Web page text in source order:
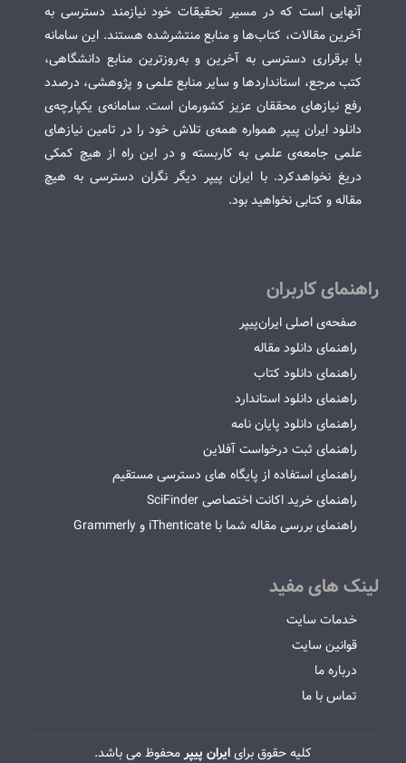
آنهایی است که در مسیر تحقیقات خود نیازمند دسترسی به
آخرین مقالات، کتاب‌ها و منابع منتشرشده هستند. این سامانه
با برقراری دسترسی به آخرین و به‌روزترین منابع دانشگاهی،
کتب مرجع، استانداردها و سایر منابع علمی و پژوهشی، درصدد
رفع نیازهای محققان عزیز کشورمان است. سامانه‌ی یکپارچه‌ی
دانلود ایران پیپر همواره همه‌ی تلاش خود را در تامین نیازهای
علمی جامعه‌ی علمی به کاربسته و در این راه از هیچ کمکی
دریغ نخواهدکرد. با ایران پیپر دیگر نگران دسترسی به هیچ
مقاله و کتابی نخواهید بود.
راهنمای کاربران
صفحه‌ی اصلی ایران‌پیپر
راهنمای دانلود مقاله
راهنمای دانلود کتاب
راهنمای دانلود استاندارد
راهنمای دانلود پایان نامه
راهنمای ثبت درخواست آفلاین
راهنمای استفاده از پایگاه های دسترسی مستقیم
راهنمای خرید اکانت اختصاصی SciFinder
راهنمای بررسی مقاله شما با iThenticate و Grammerly
لینک های مفید
خدمات سایت
قوانین سایت
درباره ما
تماس با ما
کلیه حقوق برایایران پیپرمحفوظ می باشد.